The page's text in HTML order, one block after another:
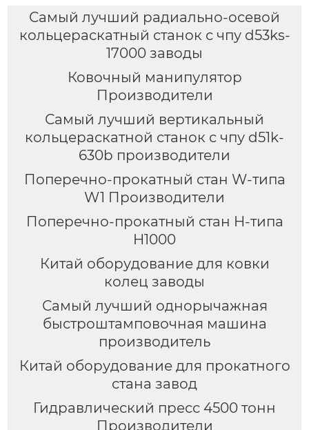
Самый лучший радиально-осевой
кольцераскатный станок с чпу d53ks-
17000 заводы
Ковочный манипулятор
Производители
Самый лучший вертикальный
кольцераскатной станок с чпу d51k-
630b производители
Поперечно-прокатный стан W-типа
W1 Производители
Поперечно-прокатный стан H-типа
H1000
Китай оборудование для ковки
колец заводы
Самый лучший однорычажная
быстроштамповочная машина
производитель
Китай оборудование для прокатного
стана завод
Гидравлический пресс 4500 тонн
Производители